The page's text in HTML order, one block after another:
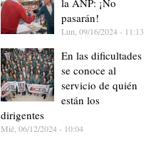
pasarán!
Lun, 09/16/2024 - 11:13
En las dificultades
se conoce al
servicio de quién
están los
dirigentes
Mié, 06/12/2024 - 10:04